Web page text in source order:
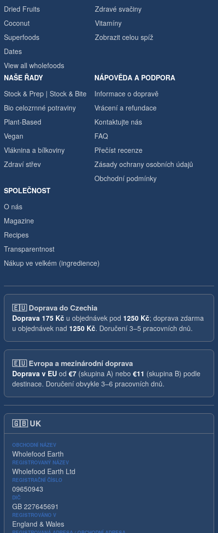
Dried Fruits
Coconut
Superfoods
Dates
View all wholefoods
Zdravé svačiny
Vitamíny
Zobrazit celou spíž
NAŠE ŘADY
Stock & Prep | Stock & Bite
Bio celozrnné potraviny
Plant-Based
Vegan
Vláknina a bílkoviny
Zdraví střev
NÁPOVĚDA A PODPORA
Informace o dopravě
Vrácení a refundace
Kontaktujte nás
FAQ
Přečíst recenze
Zásady ochrany osobních údajů
Obchodní podmínky
SPOLEČNOST
O nás
Magazine
Recipes
Transparentnost
Nákup ve velkém (ingredience)
🇪🇺Doprava do Czechia
Doprava 175 Kč u objednávek pod 1250 Kč; doprava zdarma
u objednávek nad 1250 Kč. Doručení 3–5 pracovních dnů.
🇪🇺Evropa a mezinárodní doprava
Doprava v EU od €7 (skupina A) nebo €11 (skupina B) podle
destinace. Doručení obvykle 3–6 pracovních dnů.
🇬🇧 UK
OBCHODNÍ NÁZEV
Wholefood Earth
REGISTROVANÝ NÁZEV
Wholefood Earth Ltd
REGISTRAČNÍ ČÍSLO
09650943
DIČ
GB 227645691
REGISTROVÁNO V
England & Wales